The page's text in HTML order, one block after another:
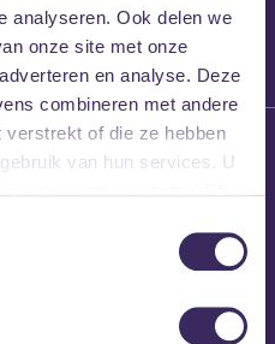
analyseren. Ook delen we
onze site met onze
en analyse. Deze
combineren met andere
verstrekt of die ze hebben
van hun services. U
26 maart 2026
Willem’s Blog: High